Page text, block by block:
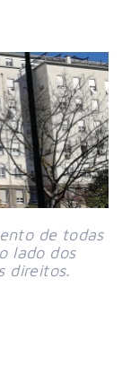
de todas
lado dos
direitos.